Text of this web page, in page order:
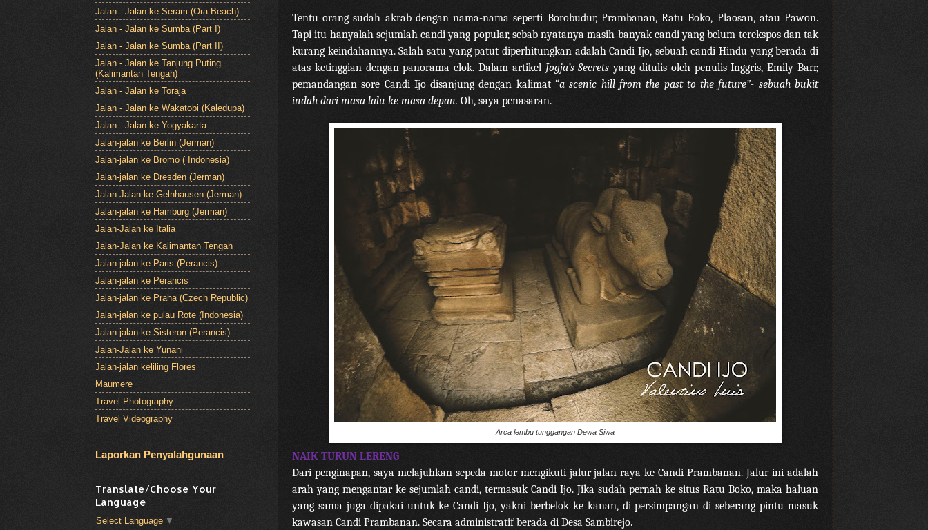
Tentu orang sudah akrab dengan nama-nama seperti Borobudur, Prambanan, Ratu Boko, Plaosan, atau Pawon.
Tapi itu hanyalah sejumlah candi yang popular, sebab nyatanya masih banyak candi yang belum terekspos dan tak
kurang keindahannya. Salah satu yang patut diperhitungkan adalah Candi Ijo, sebuah candi Hindu yang berada di
atas ketinggian dengan panorama elok. Dalam artikel Jogja’s Secretsyang ditulis oleh penulis Inggris, Emily Barr,
pemandangan sore Candi Ijo disanjung dengan kalimat “a scenic hill from the past to the future”- sebuah bukit
indah dari masa lalu ke masa depan. Oh, saya penasaran.
Arca lembu tunggangan Dewa Siwa
NAIK TURUN LERENG
Dari penginapan, saya melajuhkan sepeda motor mengikuti jalur jalan raya ke Candi Prambanan. Jalur ini adalah
arah yang mengantar ke sejumlah candi, termasuk Candi Ijo. Jika sudah pernah ke situs Ratu Boko, maka haluan
yang sama juga dipakai untuk ke Candi Ijo, yakni berbelok ke kanan, di persimpangan di seberang pintu masuk
kawasan Candi Prambanan. Secara administratif berada di Desa Sambirejo.
Jalan - Jalan ke Seram (Ora Beach)
Jalan - Jalan ke Sumba (Part I)
Jalan - Jalan ke Sumba (Part II)
Jalan - Jalan ke Tanjung Puting
(Kalimantan Tengah)
Jalan - Jalan ke Toraja
Jalan - Jalan ke Wakatobi (Kaledupa)
Jalan - Jalan ke Yogyakarta
Jalan-jalan ke Berlin (Jerman)
Jalan-jalan ke Bromo ( Indonesia)
Jalan-jalan ke Dresden (Jerman)
Jalan-Jalan ke Gelnhausen (Jerman)
Jalan-jalan ke Hamburg (Jerman)
Jalan-Jalan ke Italia
Jalan-Jalan ke Kalimantan Tengah
Jalan-jalan ke Paris (Perancis)
Jalan-jalan ke Perancis
Jalan-jalan ke Praha (Czech Republic)
Jalan-jalan ke pulau Rote (Indonesia)
Jalan-jalan ke Sisteron (Perancis)
Jalan-Jalan ke Yunani
Jalan-jalan keliling Flores
Maumere
Travel Photography
Travel Videography
Laporkan Penyalahgunaan
Translate/Choose Your
Language
Select Language ▼